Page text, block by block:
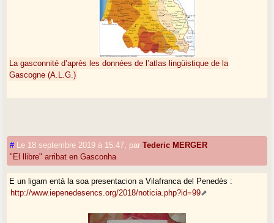
La gasconnité d’après les données de l’atlas lingüistique de la
Gascogne (A.L.G.)
# Le 18 septembre 2019 à 15:47 parTederic MERGER
"El llibre" arribat en Gasconha
E un ligam entà la soa presentacion a Vilafranca del Penedès :
http://www.iepenedesencs.org/2018/noticia.php?id=99